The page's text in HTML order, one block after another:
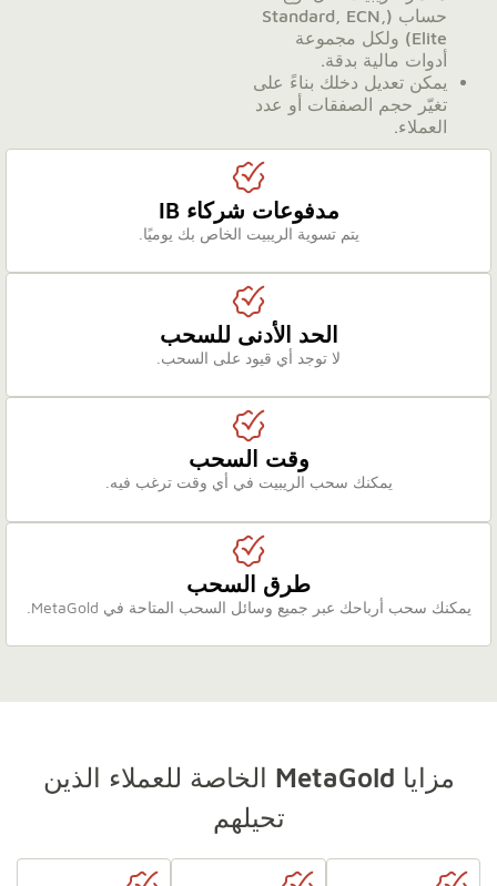
حساب (Standard, ECN,
Elite) ولكل مجموعة
أدوات مالية بدقة.
يمكن تعديل دخلك بناءً على
تغيّر حجم الصفقات أو عدد
العملاء.
طرق السحب
يمكنك سحب أرباحك عبر جميع وسائل السحب المتاحة في MetaGold.
وقت السحب
يمكنك سحب الريبيت في أي وقت ترغب فيه.
الحد الأدنى للسحب
لا توجد أي قيود على السحب.
مدفوعات شركاء IB
يتم تسوية الريبيت الخاص بك يوميًا.
مزايا MetaGold الخاصة للعملاء الذين
تحيلهم